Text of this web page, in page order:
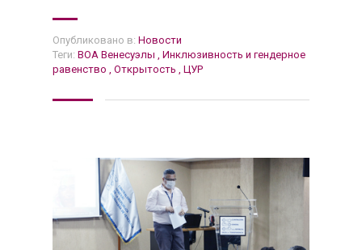
Опубликовано в: Новости
Теги: ВОА Венесуэлы
Инклюзивность и гендерное
равенство
Открытость ЦУР